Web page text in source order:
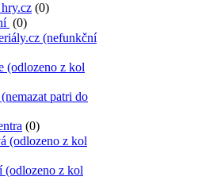
(0)
(0)
(nefunkční
(odlozeno z kol
patri do
(0)
(odlozeno z kol
(odlozeno z kol